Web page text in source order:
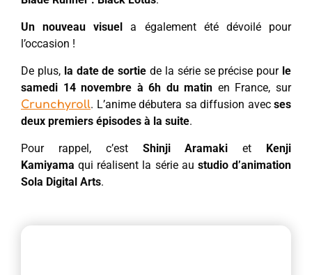
Un nouveau visuel a également été dévoilé pour
l’occasion !
De plus, la date de sortie de la série se précise pour le
samedi 14 novembre à 6h du matin en France, sur
Crunchyroll. L’anime débutera sa diffusion avecses
deux premiers épisodes à la suite.
Pour rappel, c’est Shinji Aramaki et Kenji
Kamiyama qui réalisent la série au studio d’animation
Sola Digital Arts.